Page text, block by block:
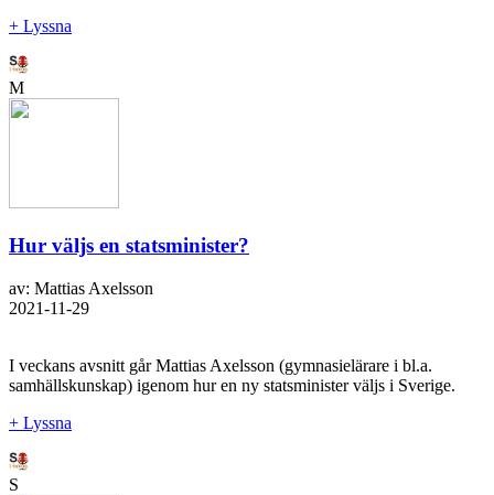
+ Lyssna
M
Hur väljs en statsminister?
av: Mattias Axelsson
2021-11-29
I veckans avsnitt går Mattias Axelsson (gymnasielärare i bl.a.
samhällskunskap) igenom hur en ny statsminister väljs i Sverige.
+ Lyssna
S